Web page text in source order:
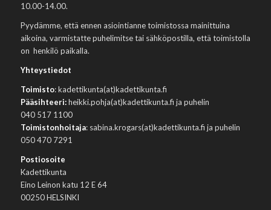
10.00-14.00.
Pyydämme, että ennen asiointianne toimistossa mainittuina
aikoina, varmistatte puhelimitse tai sähköpostilla, että toimistolla
on henkilö paikalla.
Yhteystiedot
Toimisto: kadettikunta(at)kadettikunta.fi
Pääsihteeri:heikki.pohja(at)kadettikunta.fi ja puhelin
040 517 1100
Toimistonhoitaja: sabina.krogars(at)kadettikunta.fi ja puhelin
050 470 7291
Postiosoite
Kadettikunta
Eino Leinon katu 12 E 64
00250 HELSINKI